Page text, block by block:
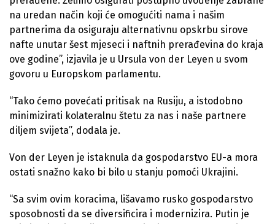
na uredan način koji će omogućiti nama i našim
partnerima da osiguraju alternativnu opskrbu sirove
nafte unutar šest mjeseci i naftnih prerađevina do kraja
ove godine”, izjavila je u Ursula von der Leyen u svom
govoru u Europskom parlamentu.
“Tako ćemo povećati pritisak na Rusiju, a istodobno
minimizirati kolateralnu štetu za nas i naše partnere
diljem svijeta”, dodala je.
Von der Leyen je istaknula da gospodarstvo EU-a mora
ostati snažno kako bi bilo u stanju pomoći Ukrajini.
“Sa svim ovim koracima, lišavamo rusko gospodarstvo
sposobnosti da se diversificira i modernizira. Putin je